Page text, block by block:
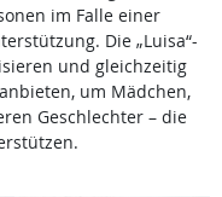
im Falle einer
Die „Luisa“-
und gleichzeitig
um Mädchen,
Geschlechter – die